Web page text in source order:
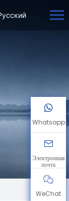
Whatsapp
Электронная
почта
WeChat